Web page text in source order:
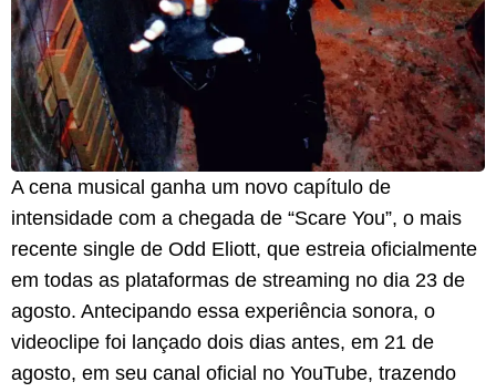
A cena musical ganha um novo capítulo de
intensidade com a chegada de “Scare You”, o mais
recente single de Odd Eliott, que estreia oficialmente
em todas as plataformas de streaming no dia 23 de
agosto. Antecipando essa experiência sonora, o
videoclipe foi lançado dois dias antes, em 21 de
agosto, em seu canal oficial no YouTube, trazendo